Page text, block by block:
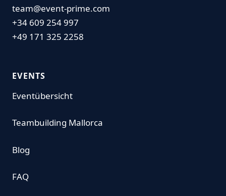
team@event-prime.com
+34 609 254 997
+49 171 325 2258
EVENTS
Eventübersicht
Teambuilding Mallorca
Blog
FAQ